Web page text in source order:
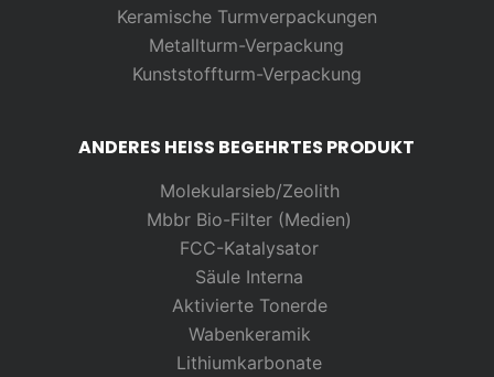
Keramische Turmverpackungen
Metallturm-Verpackung
Kunststoffturm-Verpackung
ANDERES HEISS BEGEHRTES PRODUKT
Molekularsieb/Zeolith
Mbbr Bio-Filter (Medien)
FCC-Katalysator
Säule Interna
Aktivierte Tonerde
Wabenkeramik
Lithiumkarbonate